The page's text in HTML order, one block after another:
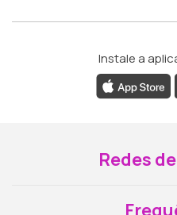
Instale a
Redes